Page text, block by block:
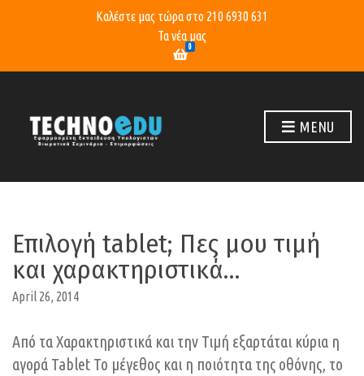
Καλέστε μας τώρα στο 210 6930 631
Τα νέα μας
0
MENU
Επιλογή tablet; Πες μου τιμή
και χαρακτηριστικά…
April 26, 2014
Από τα Χαρακτηριστικά και την Τιμή εξαρτάται κύρια η
αγορά Tablet Το μέγεθος και η ποιότητα της οθόνης, το